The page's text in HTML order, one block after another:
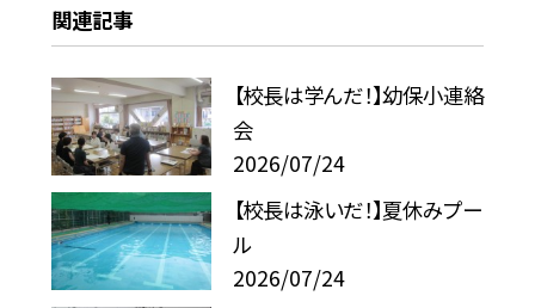
関連記事
【校長は学んだ！】幼保小連絡
会
2026/07/24
【校長は泳いだ！】夏休みプー
ル
2026/07/24